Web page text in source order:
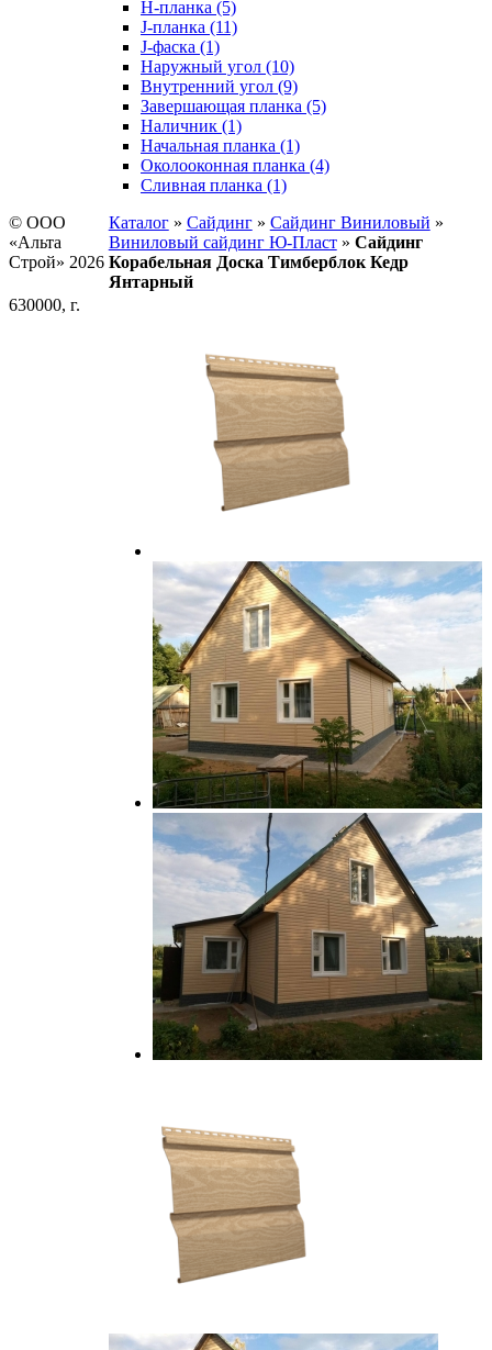
H-планка (5)
J-планка (11)
J-фаска (1)
Наружный угол (10)
Внутренний угол (9)
Завершающая планка (5)
Наличник (1)
Начальная планка (1)
Околооконная планка (4)
Сливная планка (1)
Каталог» Сайдинг» Сайдинг Виниловый »
Виниловый сайдинг Ю-Пласт» Сайдинг
Корабельная Доска Тимберблок Кедр
Янтарный
© ООО
«Альта
Строй» 2026
630000, г.